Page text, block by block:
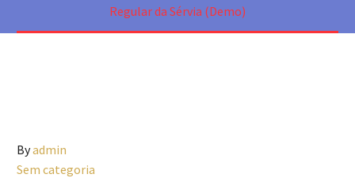
Regular da Sérvia (Demo)
Byadmin
Sem categoria